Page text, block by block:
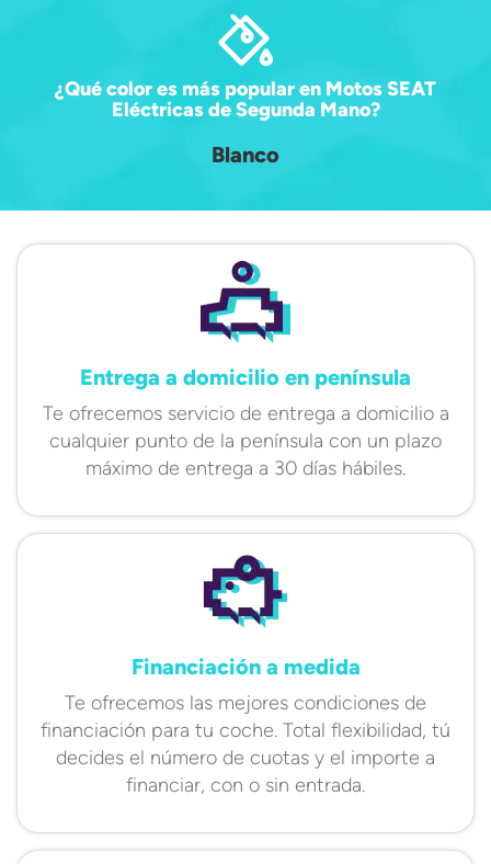
¿Qué color es más popular en Motos SEAT
Eléctricas de Segunda Mano?
Blanco
Entrega a domicilio en península
Te ofrecemos servicio de entrega a domicilio a
cualquier punto de la península con un plazo
máximo de entrega a 30 días hábiles.
Financiación a medida
Te ofrecemos las mejores condiciones de
financiación para tu coche. Total flexibilidad, tú
decides el número de cuotas y el importe a
financiar, con o sin entrada.